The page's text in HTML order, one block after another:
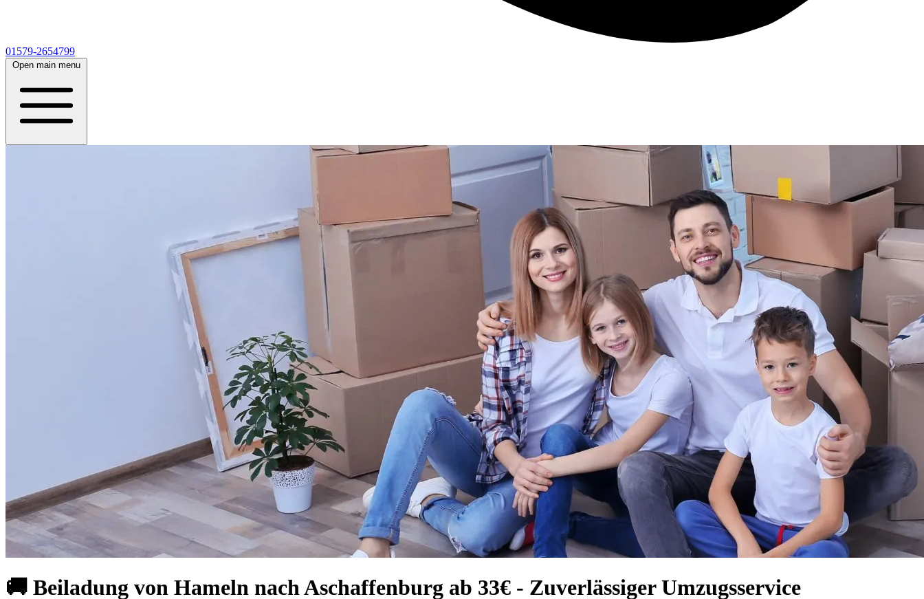
01579-2654799
Open main menu
🚚 Beiladung von Hameln nach Aschaffenburg ab 33€ - Zuverlässiger Umzugsservice